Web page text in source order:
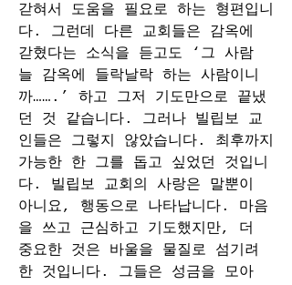
갇혀서 도움을 필요로 하는 형편입니
다. 그런데 다른 교회들은 감옥에
갇혔다는 소식을 듣고도 ‘그 사람
늘 감옥에 들락날락 하는 사람이니
까…….’ 하고 그저 기도만으로 끝냈
던 것 같습니다. 그러나 빌립보 교
인들은 그렇지 않았습니다. 최후까지
가능한 한 그를 돕고 싶었던 것입니
다. 빌립보 교회의 사랑은 말뿐이
아니요, 행동으로 나타납니다. 마음
을 쓰고 근심하고 기도했지만, 더
중요한 것은 바울을 물질로 섬기려
한 것입니다. 그들은 성금을 모아